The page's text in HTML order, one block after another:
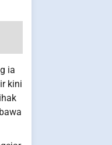
ia
kini